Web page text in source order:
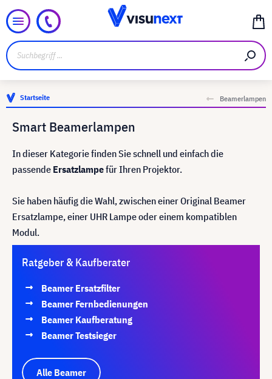
Startseite Beamerlampen
Smart Beamerlampen
In dieser Kategorie finden Sie schnell und einfach die
passende Ersatzlampefür Ihren Projektor.
Sie haben häufig die Wahl, zwischen einer Original Beamer
Ersatzlampe, einer UHR Lampe oder einem kompatiblen
Modul.
Ratgeber & Kaufberater
Beamer Ersatzfilter
Beamer Fernbedienungen
Beamer Kaufberatung
Beamer Testsieger
Alle Beamer